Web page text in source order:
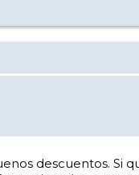
descuentos. Si